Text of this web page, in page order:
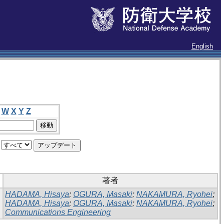
English
W X Y Z
著者
HADAMA, Hisaya; OGURA, Masaki; NAKAMURA, Ryohei;
HADAMA, Hisaya; OGURA, Masaki; NAKAMURA, Ryohei;
Communications Engineering